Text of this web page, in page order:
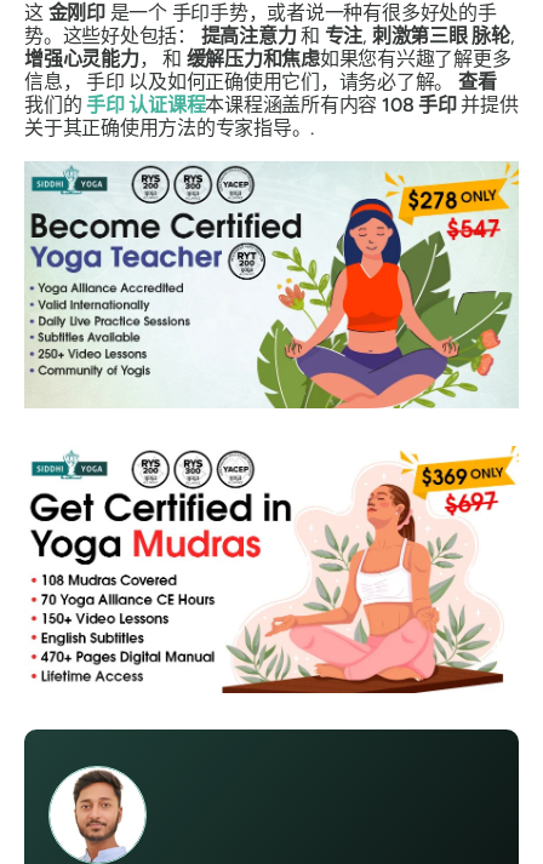
这 金刚印是一个 手印手势，或者说一种有很多好处的手
势。这些好处包括： 提高注意力和 专注, 刺激第三眼脉轮,
增强心灵能力， 和 缓解压力和焦虑如果您有兴趣了解更多
信息，手印 以及如何正确使用它们，请务必了解。查看
我们的手印认证课程本课程涵盖所有内容 108手印并提供
关于其正确使用方法的专家指导。.